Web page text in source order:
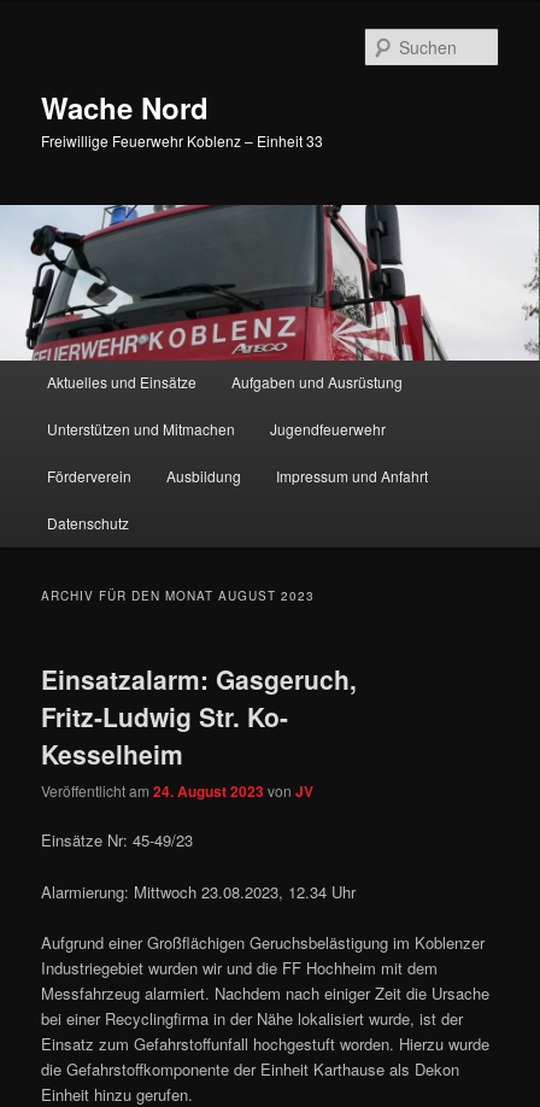
Wache Nord
Freiwillige Feuerwehr Koblenz – Einheit 33
Zum Inhalt wechseln
Zum sekundären Inhalt wechseln
Aktuelles und Einsätze Aufgaben und Ausrüstung
Unterstützen und Mitmachen Jugendfeuerwehr
Förderverein Ausbildung Impressum und Anfahrt
Datenschutz
ARCHIV FÜR DEN MONATAUGUST 2023
Einsatzalarm: Gasgeruch,
Fritz-Ludwig Str. Ko-
Kesselheim
Veröffentlicht am24. August 2023vonJV
Einsätze Nr: 45-49/23
Alarmierung: Mittwoch 23.08.2023, 12.34 Uhr
Aufgrund einer Großflächigen Geruchsbelästigung im Koblenzer
Industriegebiet wurden wir und die FF Hochheim mit dem
Messfahrzeug alarmiert. Nachdem nach einiger Zeit die Ursache
bei einer Recyclingfirma in der Nähe lokalisiert wurde, ist der
Einsatz zum Gefahrstoffunfall hochgestuft worden. Hierzu wurde
die Gefahrstoffkomponente der Einheit Karthause als Dekon
Einheit hinzu gerufen.